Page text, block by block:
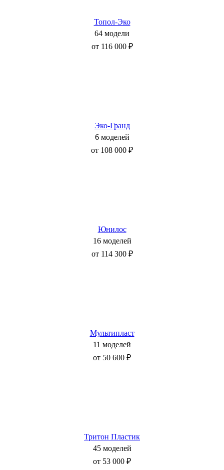
Топол-Эко
64 модели
от 116 000 ₽
Эко-Гранд
6 моделей
от 108 000 ₽
Юнилос
16 моделей
от 114 300 ₽
Мультипласт
11 моделей
от 50 600 ₽
Тритон Пластик
45 моделей
от 53 000 ₽